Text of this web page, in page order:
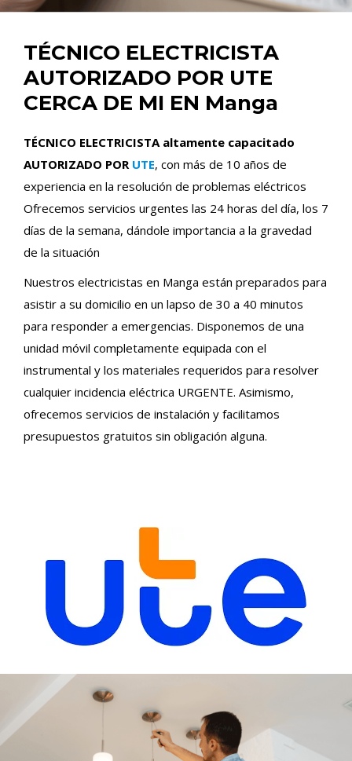
TÉCNICO ELECTRICISTA
AUTORIZADO POR UTE
CERCA DE MI EN Manga
TÉCNICO ELECTRICISTA altamente capacitado
AUTORIZADO POR UTE, con más de 10 años de
experiencia en la resolución de problemas eléctricos
Ofrecemos servicios urgentes las 24 horas del día, los 7
días de la semana, dándole importancia a la gravedad
de la situación
Nuestros electricistas en Manga están preparados para
asistir a su domicilio en un lapso de 30 a 40 minutos
para responder a emergencias. Disponemos de una
unidad móvil completamente equipada con el
instrumental y los materiales requeridos para resolver
cualquier incidencia eléctrica URGENTE. Asimismo,
ofrecemos servicios de instalación y facilitamos
presupuestos gratuitos sin obligación alguna.